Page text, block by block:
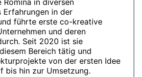
in der
führte erste co-kreative
und deren
Seit 2020 ist sie
Bereich tätig und
von der ersten Idee
bis hin zur Umsetzung.